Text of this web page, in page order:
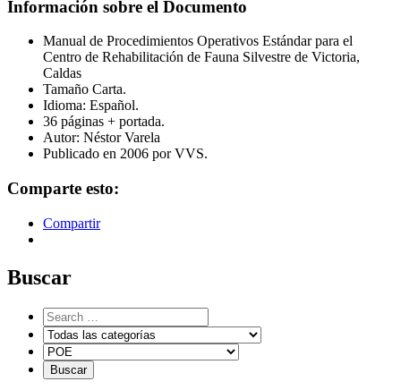
Información sobre el Documento
Manual de Procedimientos Operativos Estándar para el
Centro de Rehabilitación de Fauna Silvestre de Victoria,
Caldas
Tamaño Carta.
Idioma: Español.
36 páginas + portada.
Autor: Néstor Varela
Publicado en 2006 por VVS.
Comparte esto:
Compartir
Buscar